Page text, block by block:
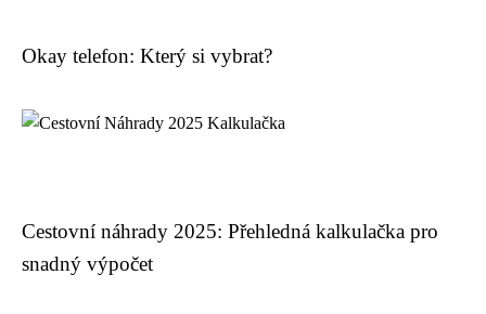
Okay telefon: Který si vybrat?
Cestovní náhrady 2025: Přehledná kalkulačka pro
snadný výpočet